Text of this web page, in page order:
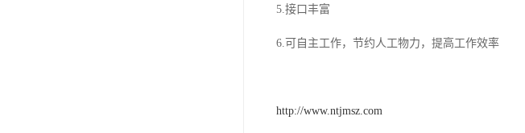
5.接口丰富
6.可自主工作，节约人工物力，提高工作效率
http://www.ntjmsz.com